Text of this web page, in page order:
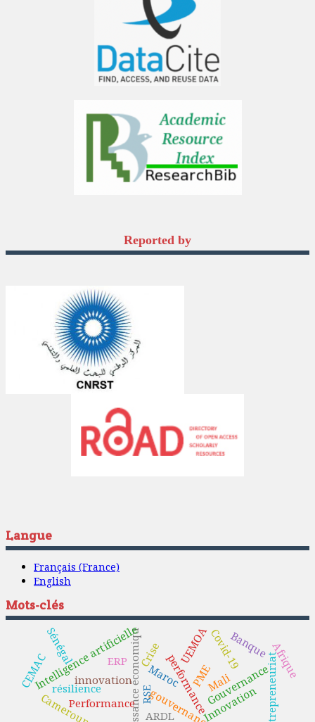
Reported by
Langue
Français (France)
English
Mots-clés
Marocperformance
PME
croissance économique
Performance
Mali
Innovation
innovation Gouvernance
gouvernance
Intelligence artificielle Entrepreneuriat
Sénégal
ARDL
UEMOA
RSE
Covid-19
Cameroun
Crise BanqueAfrique
résilience
CEMAC ERP